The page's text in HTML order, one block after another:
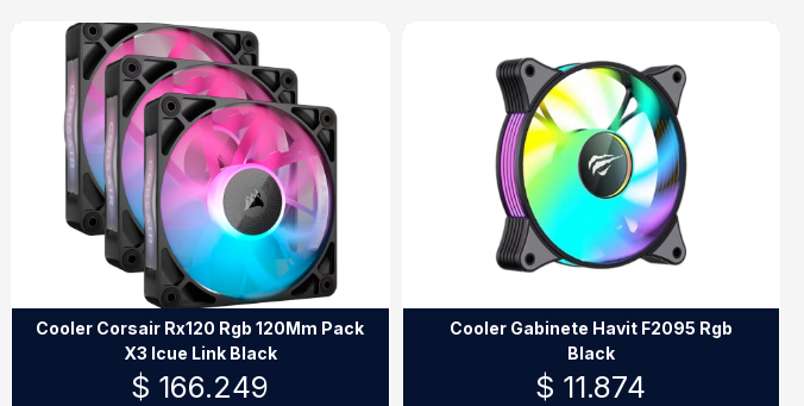
Cooler Corsair Rx120 Rgb 120Mm Pack
X3 Icue Link Black
$ 166.249
Cooler Gabinete Havit F2095 Rgb
Black
$ 11.874